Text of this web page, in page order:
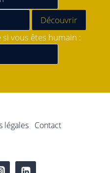
si vous êtes humain :
légales Contact